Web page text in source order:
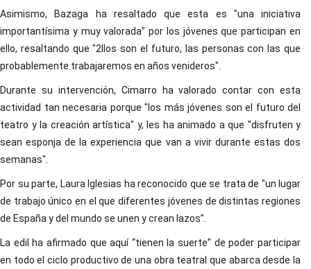
Asimismo, Bazaga ha resaltado que esta es "una iniciativa
importantísima y muy valorada" por los jóvenes que participan en
ello, resaltando que "2llos son el futuro, las personas con las que
probablemente trabajaremos en años venideros".
Durante su intervención, Cimarro ha valorado contar con esta
actividad tan necesaria porque "los más jóvenes son el futuro del
teatro y la creación artística" y, les ha animado a que "disfruten y
sean esponja de la experiencia que van a vivir durante estas dos
semanas".
Por su parte, Laura Iglesias ha reconocido que se trata de "un lugar
de trabajo único en el que diferentes jóvenes de distintas regiones
de España y del mundo se unen y crean lazos”.
La edil ha afirmado que aquí “tienen la suerte” de poder participar
en todo el ciclo productivo de una obra teatral que abarca desde la